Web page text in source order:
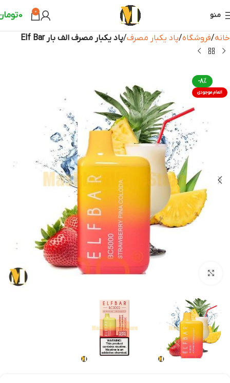
منو 0
0
خانه فروشگاه پاد یکبار مصرف پاد یکبار مصرف الف بار Elf Bar
-8%
اتمام موجودی